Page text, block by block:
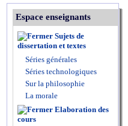
Espace enseignants
Sujets de
dissertation et textes
Séries générales
Séries technologiques
Sur la philosophie
La morale
Elaboration des
cours